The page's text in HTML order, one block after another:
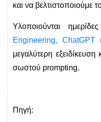
και να βελτιστοποιούμε
Υλοποιούνται
Engineering, ChatGPT
μεγαλύτερη
σωστού prompting.
Πηγή: